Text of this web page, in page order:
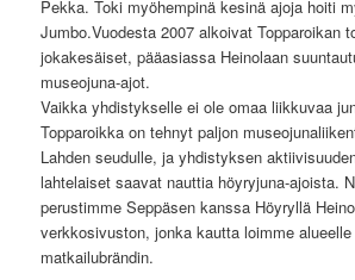
Pekka. Toki myöhempinä kesinä ajoja hoiti
Jumbo.Vuodesta 2007 alkoivat Topparoikan
jokakesäiset, pääasiassa Heinolaan
museojuna-ajot.
Vaikka yhdistykselle ei ole omaa liikkuvaa
Topparoikka on tehnyt paljon
Lahden seudulle, ja yhdistyksen
lahtelaiset saavat nauttia höyryjuna-ajoista.
perustimme Seppäsen kanssa Höyryllä
verkkosivuston, jonka kautta loimme
matkailubrändin.